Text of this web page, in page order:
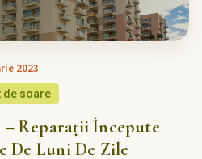
2023
de soare
– Reparații Începute
De Luni De Zile